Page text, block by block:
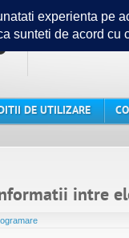
Ghidul
DE UTILIZARE
intre